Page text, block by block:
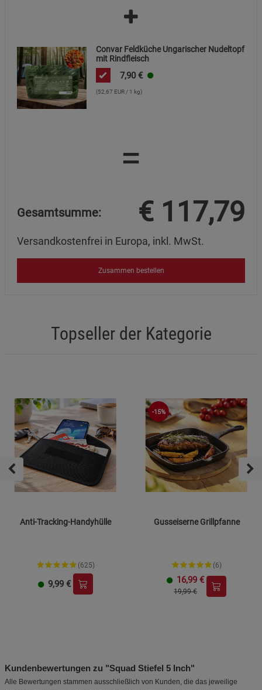
Convar Feldküche Ungarischer Nudeltopf
mit Rindfleisch
7,90 €
(52,67 EUR / 1 kg)
=
Gesamtsumme: € 117,79
Versandkostenfrei in Europa, inkl. MwSt.
Zusammen bestellen
Topseller der Kategorie
Anti-Tracking-Handyhülle
(625)
9,99 €
-15%
Gusseiserne Grillpfanne
(6)
16,99 €
19,99 €
Kundenbewertungen zu "Squad Stiefel 5 Inch"
Alle Bewertungen stammen ausschließlich von Kunden, die das jeweilige